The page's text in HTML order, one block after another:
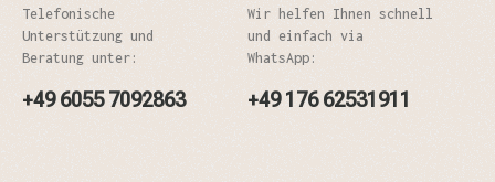
Telefonische
Unterstützung und
Beratung unter:
+49 6055 7092863
Wir helfen Ihnen schnell
und einfach via
WhatsApp:
+49 176 62531911